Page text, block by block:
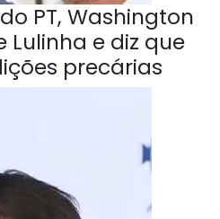
PT, Washington
e diz que
precárias